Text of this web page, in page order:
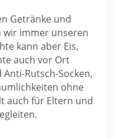
Getränke und
wir immer unseren
kann aber Eis,
auch vor Ort
Rutsch-Socken,
ohne
auch für Eltern und